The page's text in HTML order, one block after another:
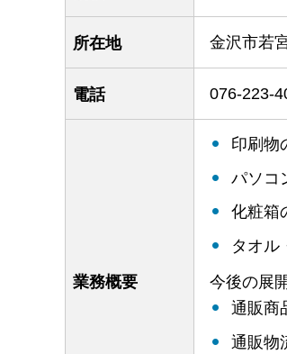
所在地 金沢市若
電話 076-223-
業務概要
印刷物
パソコ
化粧箱
タオル
今後の展
通販商
通販物